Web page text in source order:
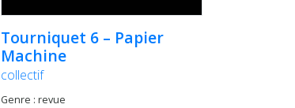
Tourniquet 6 – Papier
Machine
collectif
Genre : revue